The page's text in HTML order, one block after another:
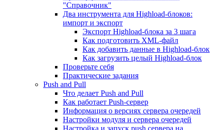
"Справочник"
Два инструмента для Highload-блоков:
импорт и экспорт
Экспорт Highload-блока за 3 шага
Как подготовить XML-файл
Как добавить данные в Highload-блок
Как загрузить целый Highload-блок
Проверьте себя
Практические задания
Push and Pull
Что делает Push and Pull
Как работает Push-сервер
Информация о версиях сервера очередей
Настройки модуля и сервера очередей
Настройка и запуск push сервера на